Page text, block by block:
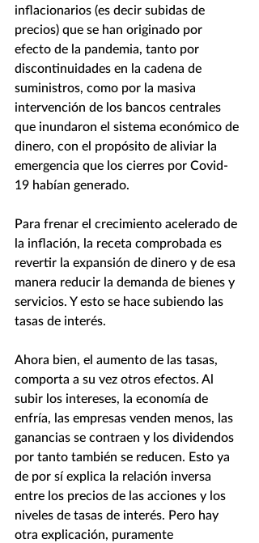
inflacionarios (es decir subidas de
precios) que se han originado por
efecto de la pandemia, tanto por
discontinuidades en la cadena de
suministros, como por la masiva
intervención de los bancos centrales
que inundaron el sistema económico de
dinero, con el propósito de aliviar la
emergencia que los cierres por Covid-
19 habían generado.
Para frenar el crecimiento acelerado de
la inflación, la receta comprobada es
revertir la expansión de dinero y de esa
manera reducir la demanda de bienes y
servicios. Y esto se hace subiendo las
tasas de interés.
Ahora bien, el aumento de las tasas,
comporta a su vez otros efectos. Al
subir los intereses, la economía de
enfría, las empresas venden menos, las
ganancias se contraen y los dividendos
por tanto también se reducen. Esto ya
de por sí explica la relación inversa
entre los precios de las acciones y los
niveles de tasas de interés. Pero hay
otra explicación, puramente